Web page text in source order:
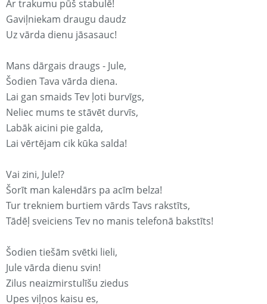
Ar trakumu pūš stabulē!
Gaviļniekam draugu daudz
Uz vārda dienu jāsasauc!
Mans dārgais draugs - Jule,
Šodien Tava vārda diena.
Lai gan smaids Tev ļoti burvīgs,
Neliec mums te stāvēt durvīs,
Labāk aicini pie galda,
Lai vērtējam cik kūka salda!
Vai zini, Jule!?
Šorīt man kaleнdārs pa acīm belza!
Tur trekniem burtiem vārds Tavs rakstīts,
Tādēļ sveiciens Tev no manis telefonā bakstīts!
Šodien tiešām svētki lieli,
Jule vārda dienu svin!
Zilus neaizmirstulīšu ziedus
Upes viļņos kaisu es,